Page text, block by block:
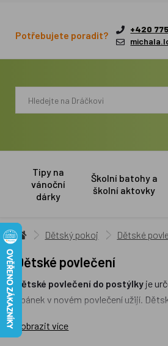
Potřebujete poradit?
+420
Tipy na
vánoční
dárky
Školní batohy a
školní aktovky
Dětský pokoj Dětské
Dětské povlečení
Dětské povlečení do postýlky je
spánek v novém povlečení užijí.
Dětské povlečení do postele
postele použity krep, bavlna a
Zobrazit více